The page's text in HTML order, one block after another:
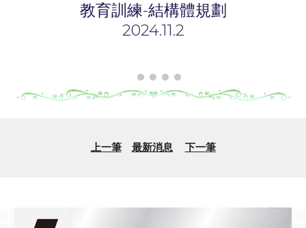
教育訓練-結構體規劃
2024.11.2
上一筆 最新消息 下一筆